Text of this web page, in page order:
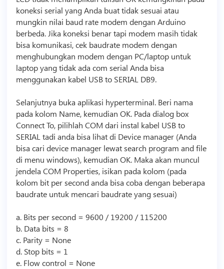
koneksi serial yang Anda buat tidak sesuai atau
mungkin nilai baud rate modem dengan Arduino
berbeda. Jika koneksi benar tapi modem masih tidak
bisa komunikasi, cek baudrate modem dengan
menghubungkan modem dengan PC/laptop untuk
laptop yang tidak ada com serial Anda bisa
menggunakan kabel USB to SERIAL DB9.
Selanjutnya buka aplikasi hyperterminal. Beri nama
pada kolom Name, kemudian OK. Pada dialog box
Connect To, pilihlah COM dari instal kabel USB to
SERIAL tadi anda bisa lihat di Device manager (Anda
bisa cari device manager lewat search program and file
di menu windows), kemudian OK. Maka akan muncul
jendela COM Properties, isikan pada kolom (pada
kolom bit per second anda bisa coba dengan beberapa
baudrate untuk mencari baudrate yang sesuai)
a. Bits per second = 9600 / 19200 / 115200
b. Data bits = 8
c. Parity = None
d. Stop bits = 1
e. Flow control = None